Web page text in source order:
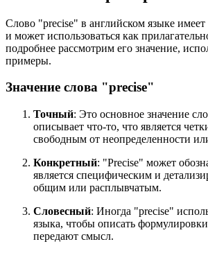
Слово "precise" в английском языке имеет
и может использоваться как
подробнее рассмотрим его значение,
примеры.
Значение слова "precise"
Точный: Это основное значение
описывает что-то, что является
свободным от неопределенности
Конкретный: "Precise" может
является специфическим и
общим или расплывчатым.
Словесный: Иногда "precise"
языка, чтобы описать
передают смысл.